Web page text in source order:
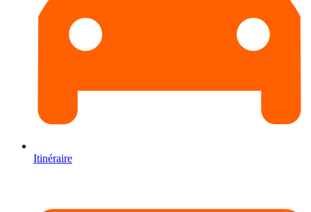
Itinéraire